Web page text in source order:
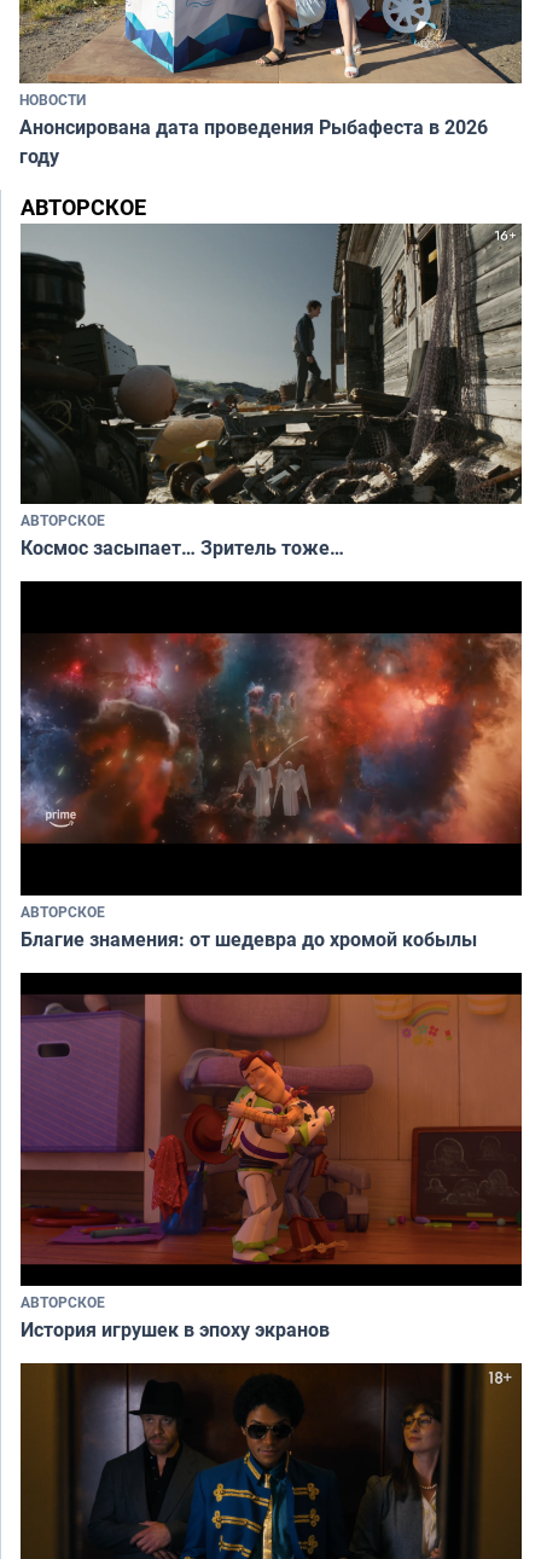
НОВОСТИ
Анонсирована дата проведения Рыбафеста в 2026
году
АВТОРСКОЕ
АВТОРСКОЕ
Космос засыпает… Зритель тоже…
АВТОРСКОЕ
Благие знамения: от шедевра до хромой кобылы
АВТОРСКОЕ
История игрушек в эпоху экранов